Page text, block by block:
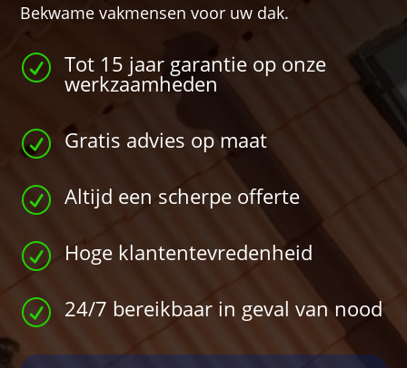
Bekwame vakmensen voor uw dak.
R Tot 15 jaar garantie op onze
werkzaamheden
R Gratis advies op maat
R Altijd een scherpe offerte
R Hoge klantentevredenheid
R 24/7 bereikbaar in geval van nood